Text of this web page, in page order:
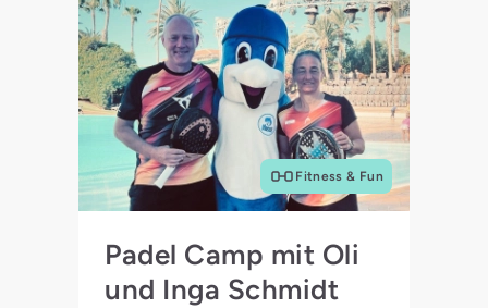
Fitness & Fun
Padel Camp mit Oli
und Inga Schmidt